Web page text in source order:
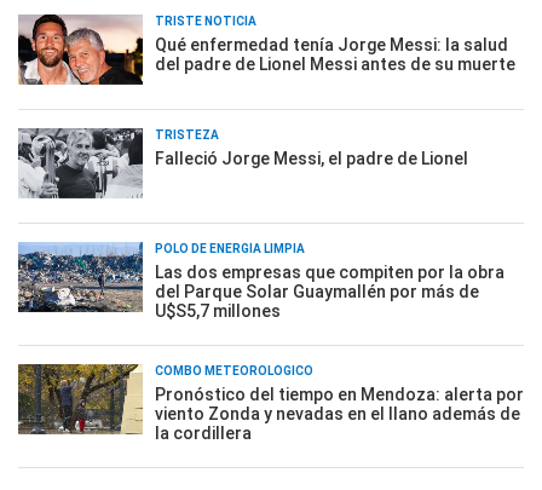
TRISTE NOTICIA
Qué enfermedad tenía Jorge Messi: la salud
del padre de Lionel Messi antes de su muerte
TRISTEZA
Falleció Jorge Messi, el padre de Lionel
POLO DE ENERGÍA LIMPIA
Las dos empresas que compiten por la obra
del Parque Solar Guaymallén por más de
U$S5,7 millones
COMBO METEOROLÓGICO
Pronóstico del tiempo en Mendoza: alerta por
viento Zonda y nevadas en el llano además de
la cordillera